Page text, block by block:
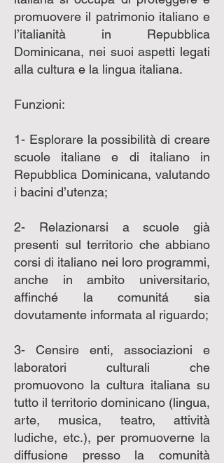
promuovere il patrimonio italiano e
l’italianità in Repubblica
Dominicana, nei suoi aspetti legati
alla cultura e la lingua italiana.
Funzioni:
1- Esplorare la possibilità di creare
scuole italiane e di italiano in
Repubblica Dominicana, valutando
i bacini d’utenza;
2- Relazionarsi a scuole già
presenti sul territorio che abbiano
corsi di italiano nei loro programmi,
anche in ambito universitario,
affinché la comunitá sia
dovutamente informata al riguardo;
3- Censire enti, associazioni e
laboratori culturali che
promuovono la cultura italiana su
tutto il territorio dominicano (lingua,
arte, musica, teatro, attività
ludiche, etc.), per promuoverne la
diffusione presso la comunità